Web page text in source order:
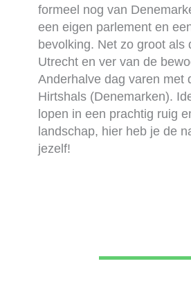
formeel nog van
een eigen parlement en
bevolking. Net zo groot als
Utrecht en ver van de
Anderhalve dag varen met
Hirtshals (Denemarken).
lopen in een prachtig ruig
landschap, hier heb je de
jezelf!